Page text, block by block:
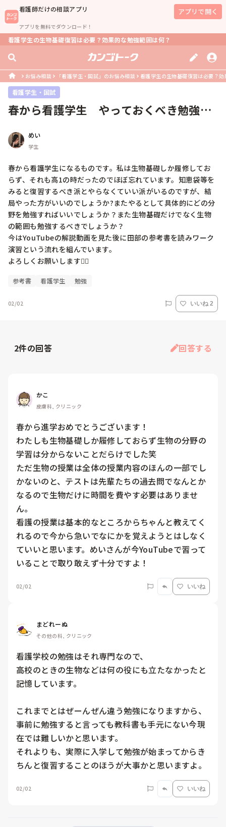
看護師だけの相談アプリ
アプリを無料でダウンロード！
アプリで開く
看護学生の生物基礎復習は必要？効果的な勉強範囲は何？
お悩み相談 「看護学生・国試」のお悩み相談 看護学生の生物基礎復習は必要？
看護学生・国試
春から看護学生　やっておくべき勉強に
めい
学生
春から看護学生になるものです。私は生物基礎しか履修してお
らず、それも高1の時だったのでほぼ忘れています。知恵袋等を
みると復習するべき派とやらなくていい派がいるのですが、結
局やった方がいいのでしょうか?またやるとして具体的にどの分
野を勉強すればいいでしょうか？また生物基礎だけでなく生物
の範囲も勉強するべきでしょうか？
今はYouTubeの解説動画を見た後に田部の参考書を読みワーク
演習という流れを組んでいます。
よろしくお願いします🙇‍♂️
参考書 看護学生 勉強
02/02 いいね 2
2件の回答 回答する
かこ
皮膚科, クリニック
春から進学おめでとうございます！
わたしも生物基礎しか履修しておらず生物の分野の
学習は分からないことだらけでした笑
ただ生物の授業は全体の授業内容のほんの一部でし
かないのと、テストは先輩たちの過去問でなんとか
なるので生物だけに時間を費やす必要はありませ
ん。
看護の授業は基本的なところからちゃんと教えてく
れるので今から急いでなにかを覚えようとはしなく
ていいと思います。めいさんが今YouTubeで習って
いることで取り敢えず十分ですよ！
02/02 いいね
まどれーぬ
その他の科, クリニック
看護学校の勉強はそれ専門なので、
高校のときの生物などは何の役にも立たなかったと
記憶しています。
これまでとはぜーんぜん違う勉強になりますから、
事前に勉強すると言っても教科書も手元にない今現
在では難しいかと思います。
それよりも、実際に入学して勉強が始まってからき
ちんと復習することのほうが大事かと思いますよ。
02/02 いいね